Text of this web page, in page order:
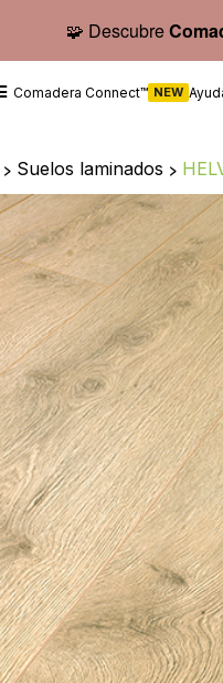
🧩 Descubre
Comadera Connect™ NEW
> Suelos laminados >